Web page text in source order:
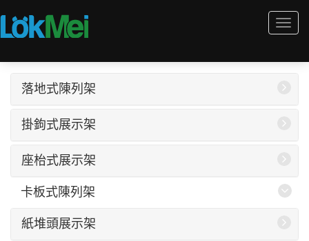
落地式陳列架
掛鉤式展示架
座枱式展示架
卡板式陳列架
紙堆頭展示架